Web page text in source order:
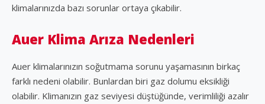
klimalarınızda bazı sorunlar ortaya çıkabilir.
Auer Klima Arıza Nedenleri
Auer klimalarınızın soğutmama sorunu yaşamasının birkaç
farklı nedeni olabilir. Bunlardan biri gaz dolumu eksikliği
olabilir. Klimanızın gaz seviyesi düştüğünde, verimliliği azalır